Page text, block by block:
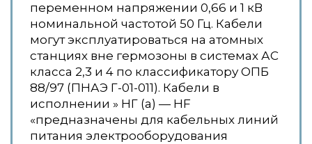
переменном напряжении 0,66 и 1 кВ
номинальной частотой 50 Гц. Кабели
могут эксплуатироваться на атомных
станциях вне гермозоны в системах АС
класса 2,3 и 4 по классификатору ОПБ
88/97 (ПНАЭ Г-01-011). Кабели в
исполнении » НГ (a) — HF
«предназначены для кабельных линий
питания электрооборудования